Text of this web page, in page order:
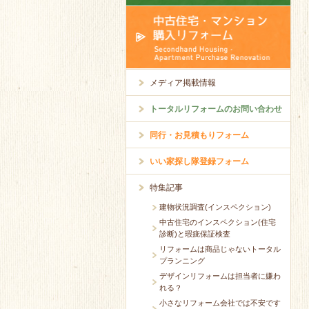
メディア掲載情報
トータルリフォームのお問い合わせ
同行・お見積もりフォーム
いい家探し隊登録フォーム
特集記事
建物状況調査(インスペクション)
中古住宅のインスペクション(住宅
診断)と瑕疵保証検査
リフォームは商品じゃないトータル
プランニング
デザインリフォームは担当者に嫌わ
れる？
小さなリフォーム会社では不安です